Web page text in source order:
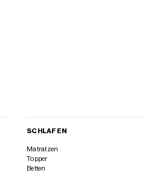
SCHLAFEN
Matratzen
Topper
Betten